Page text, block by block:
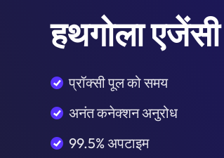
हथगोला एजेंसी
प्रॉक्सी पूल को समय
अनंत कनेक्शन अनुरोध
99.5% अपटाइम